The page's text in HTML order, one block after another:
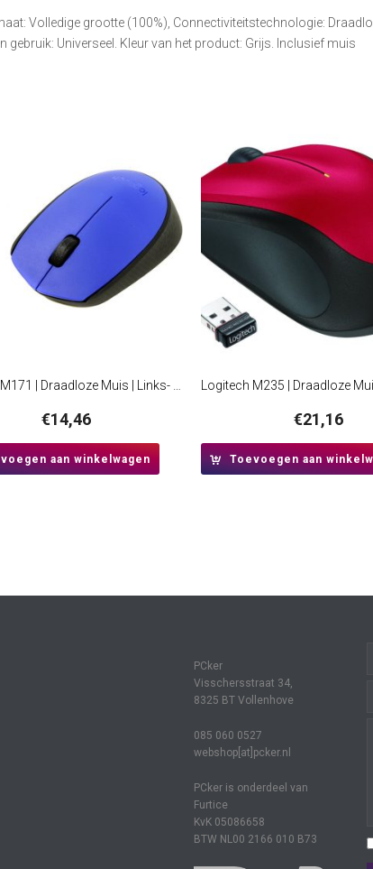
Volledige grootte (100%), Connectiviteitstechnologie:
gebruik: Universeel. Kleur van het product: Grijs. Inclusief muis
Logitech M171 | Draadloze Muis | Links- en Rechtshandig | RF | 1000 DPI | Zwart/Blauw
€14,46
aan winkelwagen
€21,16
Toevoegen aan
PCker
Visschersstraat 34,
8325 BT Vollenhove
085 060 0527
webshop[at]pcker.nl
PCker is onderdeel van
Furtice
KvK 05086658
BTW NL00 2166 010 B73